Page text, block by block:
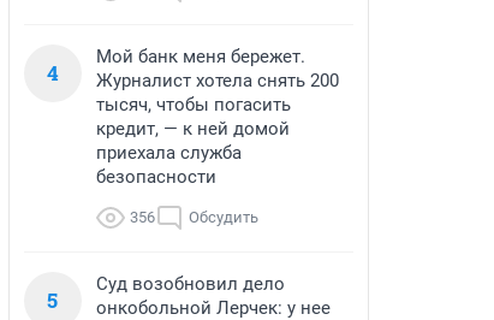
4
Мой банк меня бережет.
Журналист хотела снять 200
тысяч, чтобы погасить
кредит, — к ней домой
приехала служба
безопасности
356 Обсудить
5
Суд возобновил дело
онкобольной Лерчек: у нее